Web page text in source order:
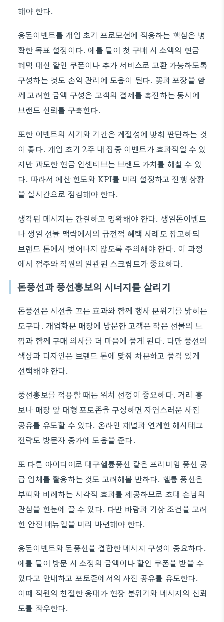
해야 한다.
용돈이벤트를 개업 초기 프로모션에 적용하는 핵심은 명
확한 목표 설정이다. 예를 들어 첫 구매 시 소액의 현금
혜택 대신 할인 쿠폰이나 추가 서비스로 교환 가능하도록
구성하는 것도 손익 관리에 도움이 된다. 꽃과 포장을 함
께 고려한 금액 구성은 고객의 결제를 촉진하는 동시에
브랜드 신뢰를 구축한다.
또한 이벤트의 시기와 기간은 계절성에 맞춰 판단하는 것
이 좋다. 개업 초기 2주 내 집중 이벤트가 효과적일 수 있
지만 과도한 현금 인센티브는 브랜드 가치를 해칠 수 있
다. 따라서 예산 한도와 KPI를 미리 설정하고 진행 상황
을 실시간으로 점검해야 한다.
생각된 메시지는 간결하고 명확해야 한다. 생일돈이벤트
나 생일 선물 맥락에서의 금전적 혜택 사례도 참고하되
브랜드 톤에서 벗어나지 않도록 주의해야 한다. 이 과정
에서 점주와 직원의 일관된 스크립트가 중요하다.
돈풍선과 풍선홍보의 시너지를 살리기
돈풍선은 시선을 끄는 효과와 함께 행사 분위기를 밝히는
도구다. 개업화분 매장에 방문한 고객은 작은 선물의 느
낌과 함께 구매 의사를 더 마음에 품게 된다. 다만 풍선의
색상과 디자인은 브랜드 톤에 맞춰 차분하고 품격 있게
선택해야 한다.
풍선홍보를 적용할 때는 위치 선정이 중요하다. 거리 홍
보나 매장 앞 대형 포토존을 구성하면 자연스러운 사진
공유를 유도할 수 있다. 온라인 채널과 연계한 해시태그
전략도 방문자 증가에 도움을 준다.
또 다른 아이디어로 대구헬륨풍선 같은 프리미엄 풍선 공
급 업체를 활용하는 것도 고려해볼 만하다. 헬륨 풍선은
부피와 비례하는 시각적 효과를 제공하므로 초대 손님의
관심을 한눈에 끌 수 있다. 다만 바람과 기상 조건을 고려
한 안전 매뉴얼을 미리 마련해야 한다.
용돈이벤트와 돈풍선을 결합한 메시지 구성이 중요하다.
예를 들어 방문 시 소정의 금액이나 할인 쿠폰을 받을 수
있다고 안내하고 포토존에서의 사진 공유를 유도한다.
이때 직원의 친절한 응대가 현장 분위기와 메시지의 신뢰
도를 좌우한다.